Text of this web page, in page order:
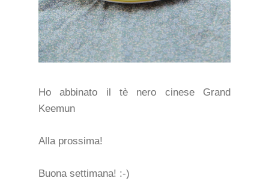
Ho abbinato il tè nero cinese Grand
Keemun
Alla prossima!
Buona settimana! :-)